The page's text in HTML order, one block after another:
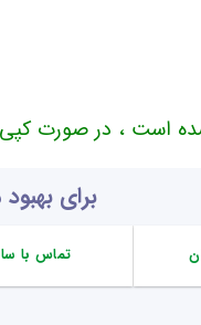
است ، در صورت کپی
برای
تماس با